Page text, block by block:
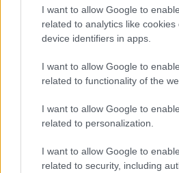
I want to allow Google to
related to analytics like cookies
device identifiers in apps.
I want to allow Google to
related to functionality of the
I want to allow Google to
related to personalization.
I want to allow Google to
related to security, including
HÍRLEVÉL
Feliratkozás a Telefonguru
webhelyet a reCAPTCHA védi. A Google
szolgáltatási feltételekérvényesek.
Korábbi hírlevelek